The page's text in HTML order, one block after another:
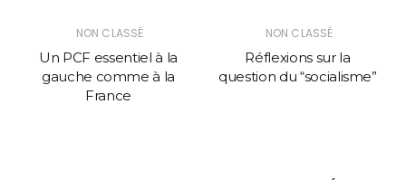
NON CLASSÉ
Un PCF essentiel à la
gauche comme à la
France
NON CLASSÉ
Réflexions sur la
question du “socialisme”